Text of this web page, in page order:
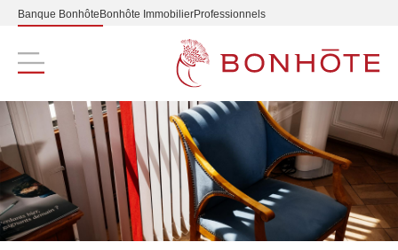
Banque Bonhôte Bonhôte ImmobilierProfessionnels
Navigation principale